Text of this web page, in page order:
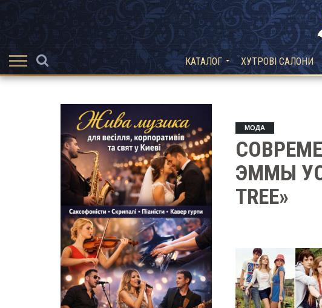
КАТАЛОГ ХУТРОВІ САЛОНИ
МОДА
ЭММЫ
TREE»